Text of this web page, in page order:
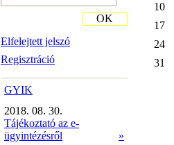
Elfelejtett jelszó
Regisztráció
OK
GYIK
2018. 08. 30.
Tájékoztató az e-
ügyintézésről
»
10
17
24
31